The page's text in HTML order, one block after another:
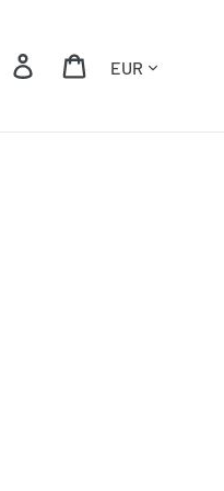
Suchen EinloggenEinkaufswagen